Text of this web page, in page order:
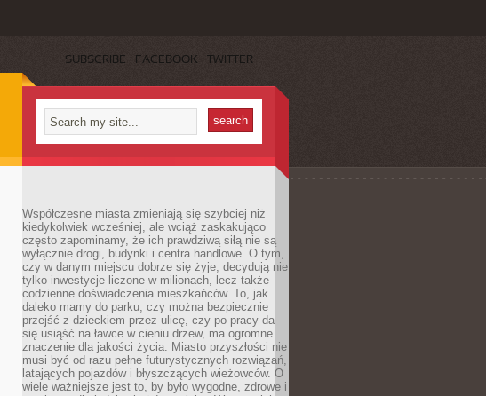
SUBSCRIBE FACEBOOK TWITTER
Współczesne miasta zmieniają się szybciej niż
kiedykolwiek wcześniej, ale wciąż zaskakująco
często zapominamy, że ich prawdziwą siłą nie są
wyłącznie drogi, budynki i centra handlowe. O tym,
czy w danym miejscu dobrze się żyje, decydują nie
tylko inwestycje liczone w milionach, lecz także
codzienne doświadczenia mieszkańców. To, jak
daleko mamy do parku, czy można bezpiecznie
przejść z dzieckiem przez ulicę, czy po pracy da
się usiąść na ławce w cieniu drzew, ma ogromne
znaczenie dla jakości życia. Miasto przyszłości nie
musi być od razu pełne futurystycznych rozwiązań,
latających pojazdów i błyszczących wieżowców. O
wiele ważniejsze jest to, by było wygodne, zdrowe i